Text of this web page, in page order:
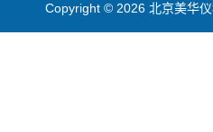
Copyright © 2026 北京美华